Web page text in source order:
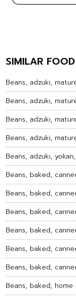
SIMILAR FOOD
Beans, adzuki,
Beans, adzuki,
Beans, adzuki,
Beans, adzuki,
Beans, adzuki,
Beans, baked,
Beans, baked,
Beans, baked,
Beans, baked,
Beans, baked,
Beans, baked,
Beans, baked, home